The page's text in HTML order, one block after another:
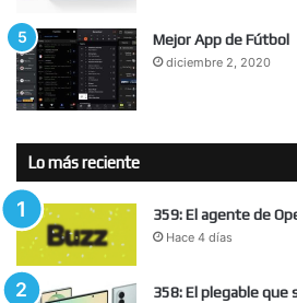
Mejor App de Fútbol
diciembre 2, 2020
Lo más reciente
359: El agente de
Hace 4 días
358: El plegable que